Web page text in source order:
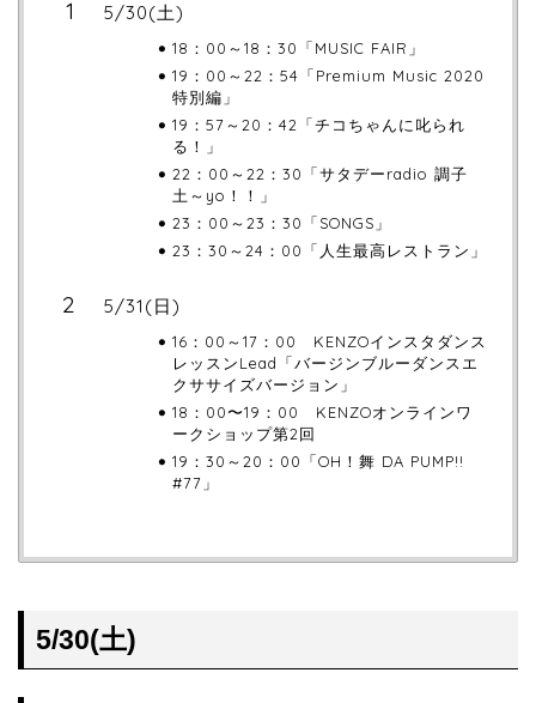
5/30(土)
18：00～18：30「MUSIC FAIR」
19：00～22：54「Premium Music 2020
特別編」
19：57～20：42「チコちゃんに叱られ
る！」
22：00～22：30「サタデーradio 調子
土～yo！！」
23：00～23：30「SONGS」
23：30～24：00「人生最高レストラン」
5/31(日)
16：00～17：00 KENZOインスタダンス
レッスンLead「バージンブルーダンスエ
クササイズバージョン」
18：00〜19：00 KENZOオンラインワ
ークショップ第2回
19：30～20：00「OH！舞 DA PUMP!!
#77」
5/30(土)